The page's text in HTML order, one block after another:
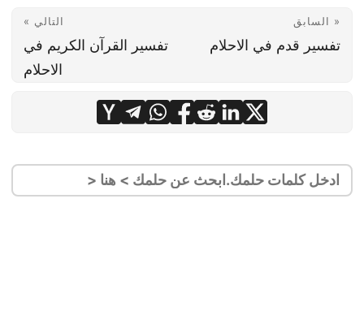
« السابق
تفسير قدم في الاحلام
التالي »
تفسير القرآن الكريم في
الاحلام